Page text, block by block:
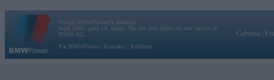
Vortāls BMWPower.lv darbojas
kopš 2002. gada 14. maija. Tas nav auto klubs un nav saistīts ar
BMW AG.
Par BMWPower
Kontakti Reklāma
Galvena